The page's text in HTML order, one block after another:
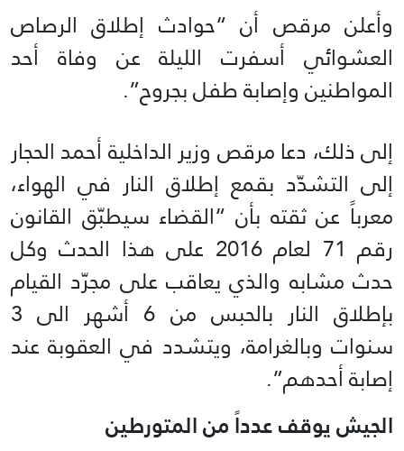
وأعلن مرقص أن “حوادث إطلاق الرصاص
العشوائي أسفرت الليلة عن وفاة أحد
المواطنين وإصابة طفل بجروح”.
إلى ذلك، دعا مرقص وزير الداخلية أحمد الحجار
إلى التشدّد بقمع إطلاق النار في الهواء،
معرباً عن ثقته بأن “القضاء سيطبّق القانون
رقم 71 لعام 2016 على هذا الحدث وكل
حدث مشابه والذي يعاقب على مجرّد القيام
بإطلاق النار بالحبس من 6 أشهر الى 3
سنوات وبالغرامة، ويتشدد في العقوبة عند
إصابة أحدهم”.
الجيش يوقف عدداً من المتورطين